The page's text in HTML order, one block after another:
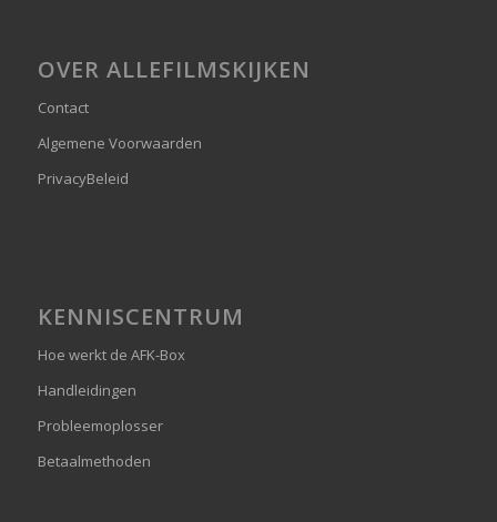
OVER ALLEFILMSKIJKEN
Contact
Algemene Voorwaarden
PrivacyBeleid
KENNISCENTRUM
Hoe werkt de AFK-Box
Handleidingen
Probleemoplosser
Betaalmethoden